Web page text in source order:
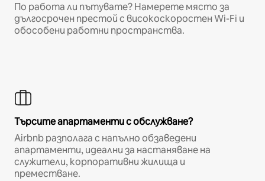
По работа ли пътувате? Намерете място за
дългосрочен престой с високоскоростен Wi-Fi и
обособени работни пространства.
Търсите апартаменти с обслужване?
Airbnb разполага с напълно обзаведени
апартаменти, идеални за настаняване на
служители, корпоративни жилища и
преместване.